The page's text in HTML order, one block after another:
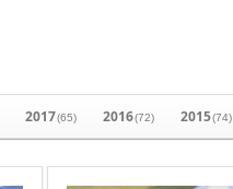
2017(65) 2016(72) 2015(74)